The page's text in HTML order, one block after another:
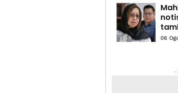
06
-